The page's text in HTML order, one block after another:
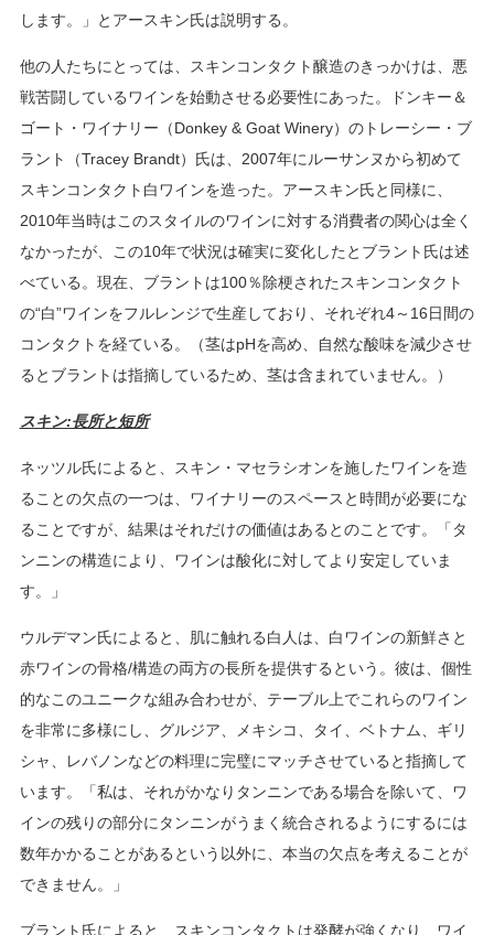
します。」とアースキン氏は説明する。
他の人たちにとっては、スキンコンタクト醸造のきっかけは、悪
戦苦闘しているワインを始動させる必要性にあった。ドンキー＆
ゴート・ワイナリー（Donkey & Goat Winery）のトレーシー・ブ
ラント（Tracey Brandt）氏は、2007年にルーサンヌから初めて
スキンコンタクト白ワインを造った。アースキン氏と同様に、
2010年当時はこのスタイルのワインに対する消費者の関心は全く
なかったが、この10年で状況は確実に変化したとブラント氏は述
べている。現在、ブラントは100％除梗されたスキンコンタクト
の“白”ワインをフルレンジで生産しており、それぞれ4～16日間の
コンタクトを経ている。（茎はpHを高め、自然な酸味を減少させ
るとブラントは指摘しているため、茎は含まれていません。）
スキン:長所と短所
ネッツル氏によると、スキン・マセラシオンを施したワインを造
ることの欠点の一つは、ワイナリーのスペースと時間が必要にな
ることですが、結果はそれだけの価値はあるとのことです。「タ
ンニンの構造により、ワインは酸化に対してより安定していま
す。」
ウルデマン氏によると、肌に触れる白人は、白ワインの新鮮さと
赤ワインの骨格/構造の両方の長所を提供するという。彼は、個性
的なこのユニークな組み合わせが、テーブル上でこれらのワイン
を非常に多様にし、グルジア、メキシコ、タイ、ベトナム、ギリ
シャ、レバノンなどの料理に完璧にマッチさせていると指摘して
います。「私は、それがかなりタンニンである場合を除いて、ワ
インの残りの部分にタンニンがうまく統合されるようにするには
数年かかることがあるという以外に、本当の欠点を考えることが
できません。」
ブラント氏によると、スキンコンタクトは発酵が強くなり、ワイ